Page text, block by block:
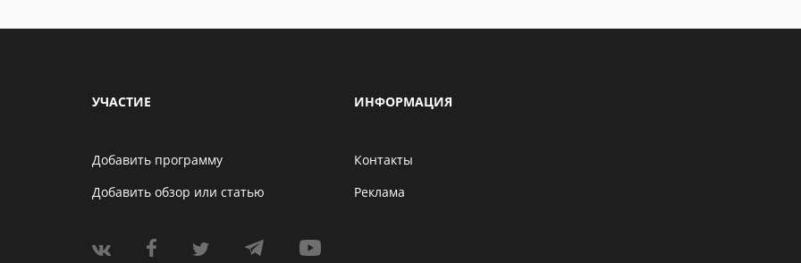
УЧАСТИЕ
Добавить программу
Добавить обзор или статью
ИНФОРМАЦИЯ
Контакты
Реклама